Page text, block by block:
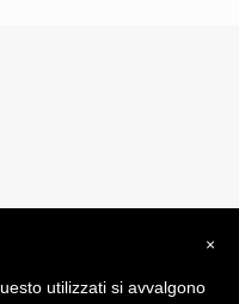
Misura srl
×
utilizzati si avvalgono